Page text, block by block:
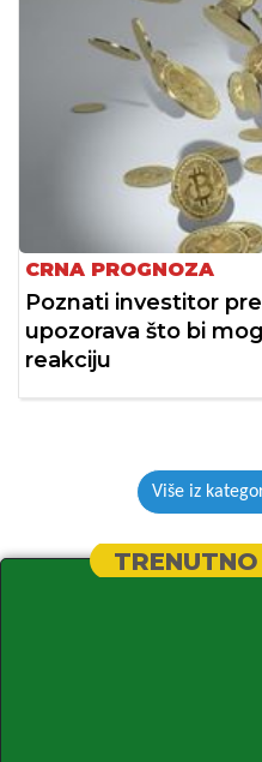
CRNA PROGNOZA
Poznati investitor
upozorava što bi
reakciju
Više iz